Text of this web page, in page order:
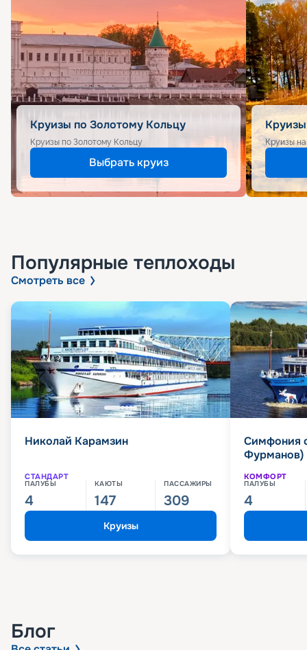
Круизы по Золотому Кольцу
Круизы по Золотому Кольцу
Выбрать круиз
Круизы
Популярные теплоходы
Смотреть все
Николай Карамзин
СТАНДАРТ
ПАЛУБЫ
4
КАЮТЫ
147
ПАССАЖИРЫ
309
Круизы
Симфония
Фурманов)
КОМФОРТ
ПАЛУБЫ
4
Блог